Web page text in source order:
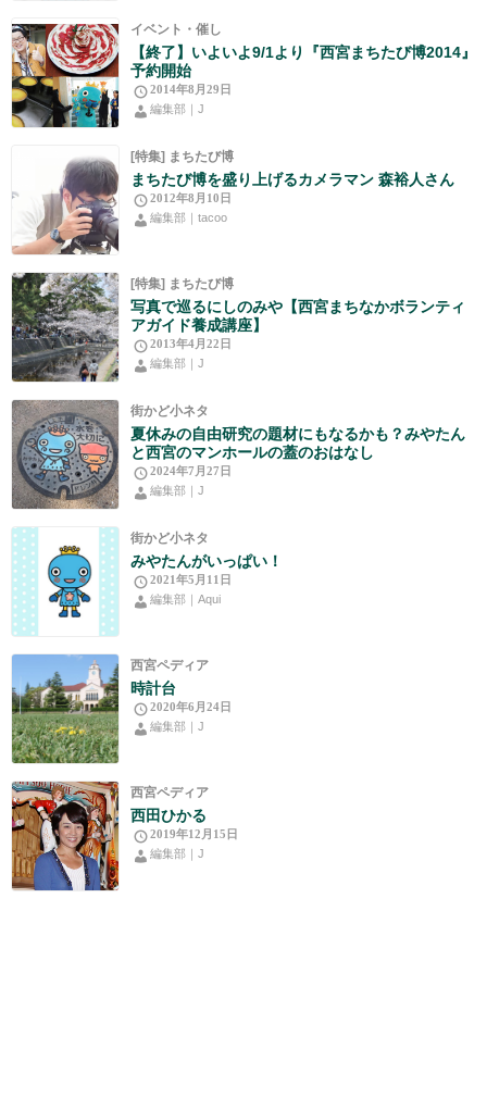
イベント・催し
【終了】いよいよ9/1より『西宮まちたび博2014』
予約開始
2014年8月29日
編集部｜J
[特集] まちたび博
まちたび博を盛り上げるカメラマン 森裕人さん
2012年8月10日
編集部｜tacoo
[特集] まちたび博
写真で巡るにしのみや【西宮まちなかボランティ
アガイド養成講座】
2013年4月22日
編集部｜J
街かど小ネタ
夏休みの自由研究の題材にもなるかも？みやたん
と西宮のマンホールの蓋のおはなし
2024年7月27日
編集部｜J
街かど小ネタ
みやたんがいっぱい！
2021年5月11日
編集部｜Aqui
西宮ペディア
時計台
2020年6月24日
編集部｜J
西宮ペディア
西田ひかる
2019年12月15日
編集部｜J